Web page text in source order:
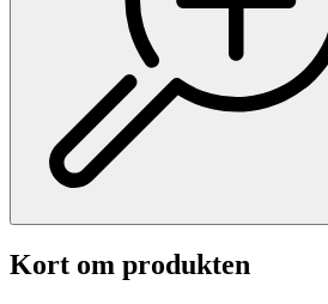
Kort om produkten